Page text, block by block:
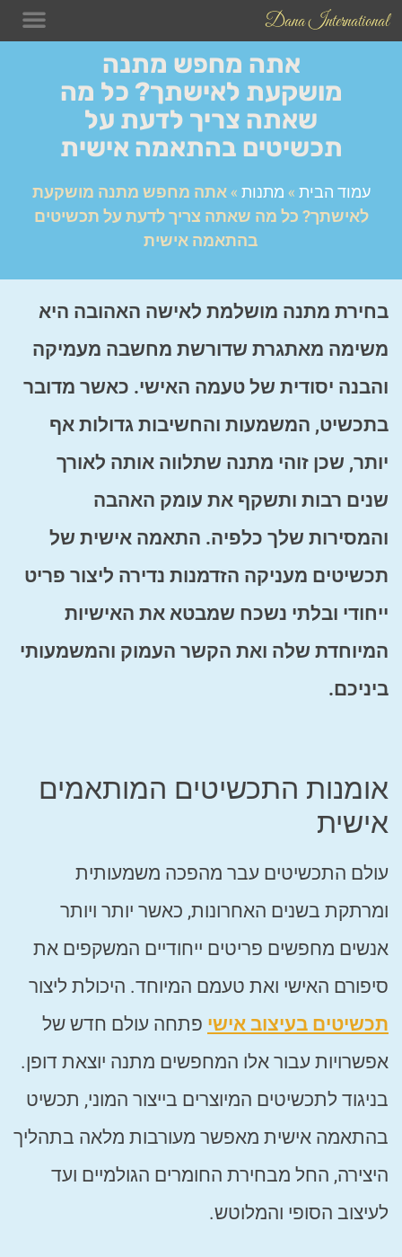
Dana International
אתה מחפש מתנה
מושקעת לאישתך? כל מה
שאתה צריך לדעת על
תכשיטים בהתאמה אישית
עמוד הבית » מתנות »אתה מחפש מתנה מושקעת
לאישתך? כל מה שאתה צריך לדעת על תכשיטים
בהתאמה אישית
בחירת מתנה מושלמת לאישה האהובה היא
משימה מאתגרת שדורשת מחשבה מעמיקה
והבנה יסודית של טעמה האישי. כאשר מדובר
בתכשיט, המשמעות והחשיבות גדולות אף
יותר, שכן זוהי מתנה שתלווה אותה לאורך
שנים רבות ותשקף את עומק האהבה
והמסירות שלך כלפיה. התאמה אישית של
תכשיטים מעניקה הזדמנות נדירה ליצור פריט
ייחודי ובלתי נשכח שמבטא את האישיות
המיוחדת שלה ואת הקשר העמוק והמשמעותי
ביניכם.
אומנות התכשיטים המותאמים
אישית
עולם התכשיטים עבר מהפכה משמעותית
ומרתקת בשנים האחרונות, כאשר יותר ויותר
אנשים מחפשים פריטים ייחודיים המשקפים את
סיפורם האישי ואת טעמם המיוחד. היכולת ליצור
תכשיטים בעיצוב אישי פתחה עולם חדש של
אפשרויות עבור אלו המחפשים מתנה יוצאת דופן.
בניגוד לתכשיטים המיוצרים בייצור המוני, תכשיט
בהתאמה אישית מאפשר מעורבות מלאה בתהליך
היצירה, החל מבחירת החומרים הגולמיים ועד
לעיצוב הסופי והמלוטש.